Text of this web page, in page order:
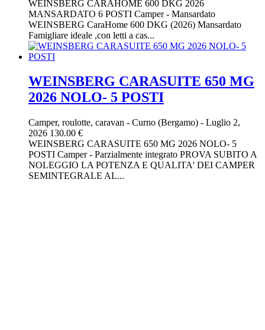
WEINSBERG CARAHOME 600 DKG 2026
MANSARDATO 6 POSTI Camper - Mansardato
WEINSBERG CaraHome 600 DKG (2026) Mansardato
Famigliare ideale ,con letti a cas...
WEINSBERG CARASUITE 650 MG
2026 NOLO- 5 POSTI
Camper, roulotte, caravan - Curno (Bergamo) - Luglio 2,
2026 130.00 €
WEINSBERG CARASUITE 650 MG 2026 NOLO- 5
POSTI Camper - Parzialmente integrato PROVA SUBITO A
NOLEGGIO LA POTENZA E QUALITA' DEI CAMPER
SEMINTEGRALE AL...